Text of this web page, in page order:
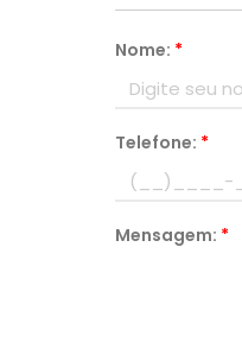
Nome: *
Telefone: *
Mensagem: *